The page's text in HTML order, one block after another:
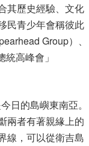
其歷史經驗、文化
民青少年會稱彼此
Group）、
高峰會」
日的島嶼東南亞。
兩者有著親緣上的
線，可以從衛吉島